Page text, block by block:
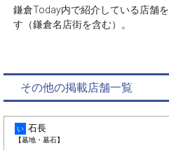
鎌倉Today内で紹介している店舗
す（鎌倉名店街を含む）。
その他の掲載店舗一覧
い 石長
【墓地・墓石】